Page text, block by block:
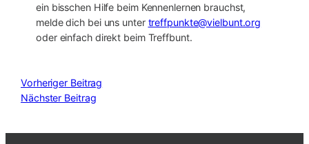
ein bisschen Hilfe beim Kennenlernen brauchst,
melde dich bei uns unter treffpunkte@vielbunt.org
oder einfach direkt beim Treffbunt.
Vorheriger Beitrag
Nächster Beitrag